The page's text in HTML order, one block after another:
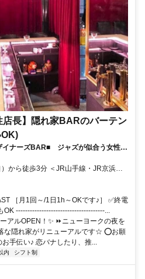
店長】隠れ家BARのバーテン
イナーズBAR■ ジャズが似合う女性店
、ノルマも連絡交換もナシのおシャレ
（送りあり）
［月1回～/1日1h～OKです♪］ ✅終電
OK --------------------------------------...
アルOPEN！✨ ⏩ニューヨークの夜を
な隠れ家がリニューアルです☆ ⭕お願
手伝い♪ 恋バナしたり、推...
内 シフト制